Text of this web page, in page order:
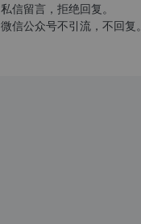
私信留言，拒绝回复。
微信公众号不引流，不回复。